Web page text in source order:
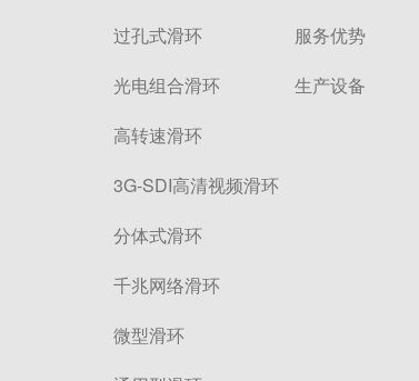
过孔式滑环
光电组合滑环
高转速滑环
3G-SDI高清视频滑环
分体式滑环
千兆网络滑环
微型滑环
服务优势
生产设备